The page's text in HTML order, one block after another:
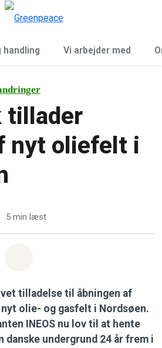
handling Vi arbejder med
tillader
nyt oliefelt i
5 min læst
tilladelse til åbningen af
olie- og gasfelt i Nordsøen.
INEOS nu lov til at hente
danske undergrund 24 år frem i